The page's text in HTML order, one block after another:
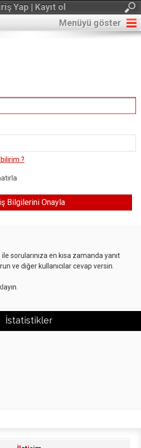
Yap | Kayıt ol
Menüyü göster
?
sorularınıza en kısa zamanda yanıt
ve diğer kullanıcılar cevap versin.
İstatistikler